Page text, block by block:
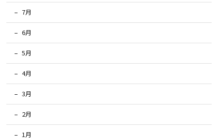
7月
6月
5月
4月
3月
2月
1月